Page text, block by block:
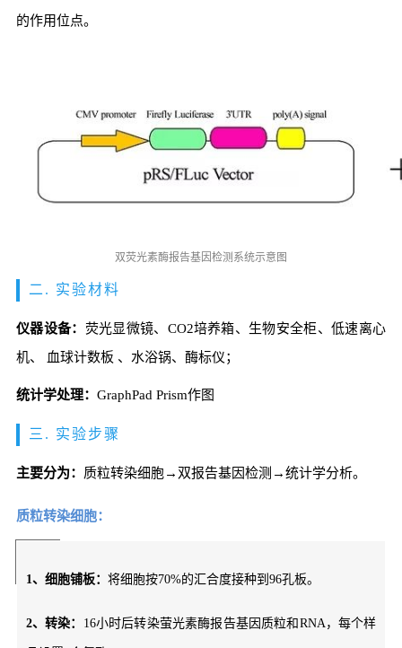
的作用位点。
双荧光素酶报告基因检测系统示意图
二. 实验材料
仪器设备： 荧光显微镜、CO2培养箱、生物安全柜、低速离心
机、 血球计数板 、水浴锅、酶标仪；
统计学处理： GraphPad Prism作图
三. 实验步骤
主要分为： 质粒转染细胞→双报告基因检测→统计学分析。
质粒转染细胞：
1、细胞铺板： 将细胞按70%的汇合度接种到96孔板。
2、转染： 16小时后转染萤光素酶报告基因质粒和RNA，每个样